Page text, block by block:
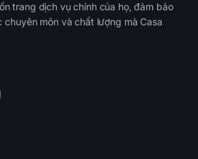
trang dịch vụ chính của họ, đảm bảo
môn và chất lượng mà Casa